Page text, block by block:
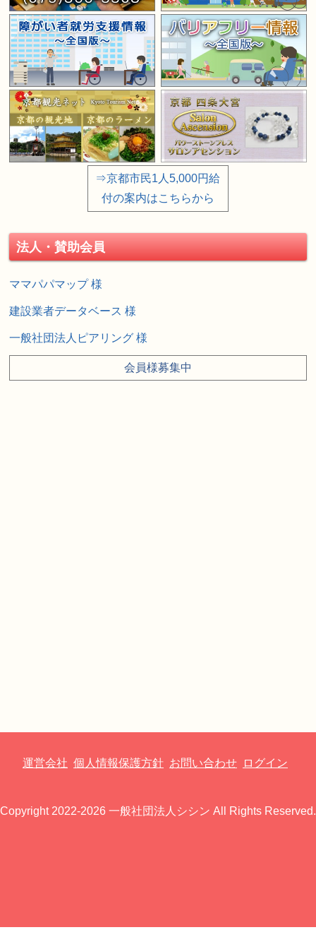
⇒京都市民1人5,000円給
付の案内はこちらから
法人・賛助会員
ママパパマップ 様
建設業者データベース 様
一般社団法人ピアリング 様
会員様募集中
運営会社 個人情報保護方針 お問い合わせ ログイン
Copyright 2022-2026 一般社団法人シシン All Rights Reserved.